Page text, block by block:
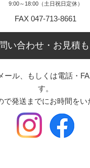
9:00～18:00（土日祝日定休）
FAX 047-713-8661
い合わせ・お見積
ール、もしくは電話・
す。
発送までにお時間をい